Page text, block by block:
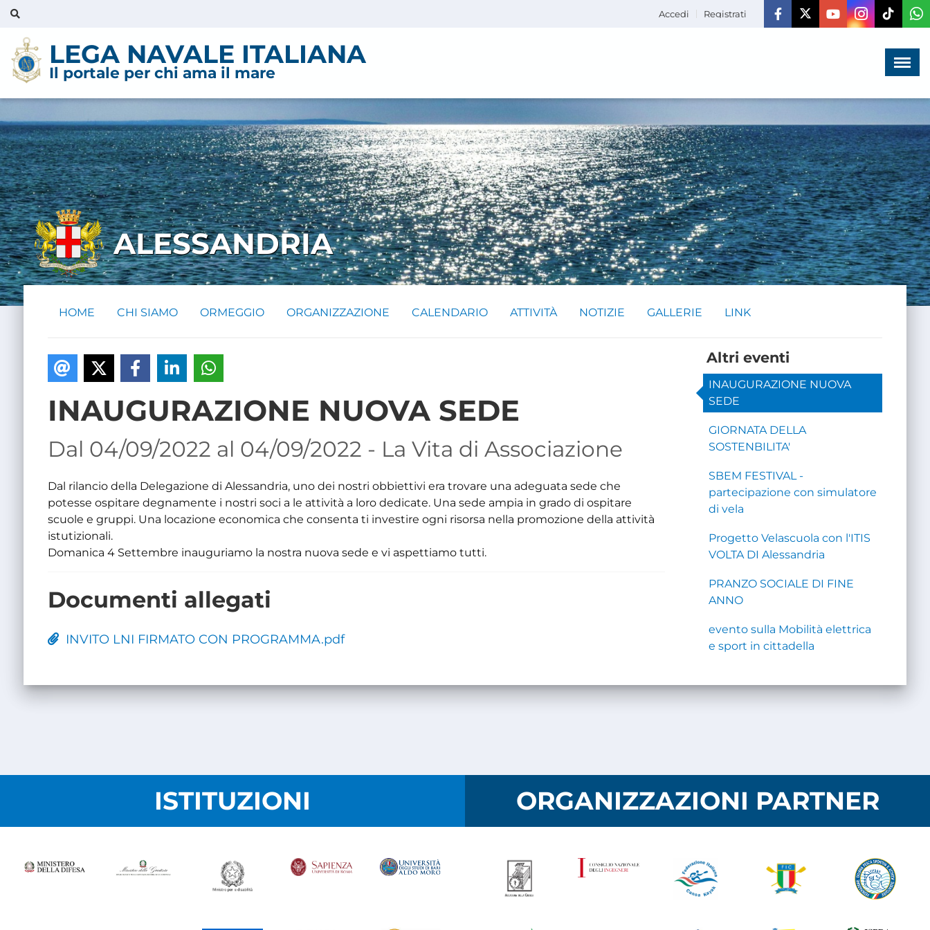
Accedi Registrati
LEGA NAVALE ITALIANA
Il portale per chi ama il mare
ALESSANDRIA
HOME CHI SIAMO ORMEGGIO ORGANIZZAZIONE CALENDARIO ATTIVITÀ NOTIZIE GALLERIE LINK
INAUGURAZIONE NUOVA SEDE
Dal 04/09/2022 al 04/09/2022 - La Vita di Associazione
Dal rilancio della Delegazione di Alessandria, uno dei nostri obbiettivi era trovare una adeguata sede che
potesse ospitare degnamente i nostri soci a le attività a loro dedicate. Una sede ampia in grado di ospitare
scuole e gruppi. Una locazione economica che consenta ti investire ogni risorsa nella promozione della attività
istutizionali.
Domanica 4 Settembre inauguriamo la nostra nuova sede e vi aspettiamo tutti.
Documenti allegati
INVITO LNI FIRMATO CON PROGRAMMA.pdf
Altri eventi
INAUGURAZIONE NUOVA
SEDE
GIORNATA DELLA
SOSTENBILITA'
SBEM FESTIVAL -
partecipazione con simulatore
di vela
Progetto Velascuola con l'ITIS
VOLTA DI Alessandria
PRANZO SOCIALE DI FINE
ANNO
evento sulla Mobilità elettrica
e sport in cittadella
ISTITUZIONI ORGANIZZAZIONI PARTNER
Menù ×
LA VITA
DELL'ASSOCIAZIONE
COMUNICAZIONE,
PROGETTI ED EDITORIA
AMMINISTRAZIONE
TRASPARENTE